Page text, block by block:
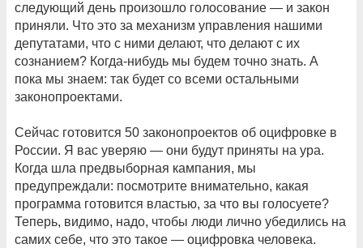
следующий день произошло голосование — и закон
приняли. Что это за механизм управления нашими
депутатами, что с ними делают, что делают с их
сознанием? Когда-нибудь мы будем точно знать. А
пока мы знаем: так будет со всеми остальными
законопроектами.
Сейчас готовится 50 законопроектов об оцифровке в
России. Я вас уверяю — они будут приняты на ура.
Когда шла предвыборная кампания, мы
предупреждали: посмотрите внимательно, какая
программа готовится властью, за что вы голосуете?
Теперь, видимо, надо, чтобы люди лично убедились на
самих себе, что это такое — оцифровка человека.